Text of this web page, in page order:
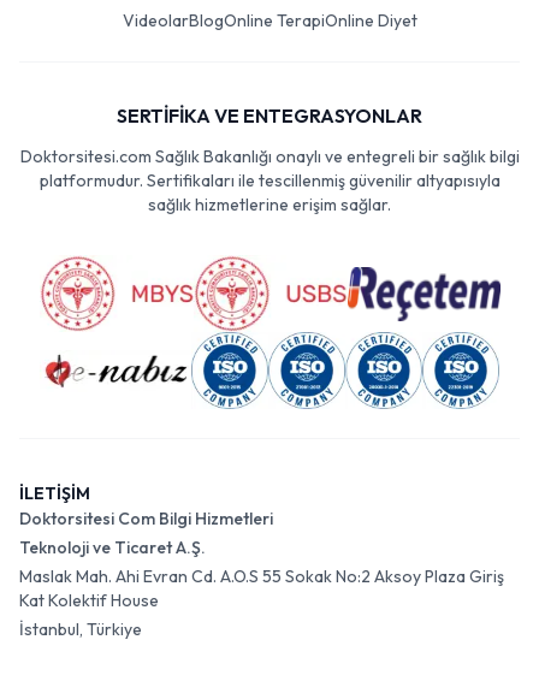
VideolarBlogOnline TerapiOnline Diyet
SERTİFİKA VE ENTEGRASYONLAR
Doktorsitesi.com Sağlık Bakanlığı onaylı ve entegreli bir sağlık bilgi
platformudur. Sertifikaları ile tescillenmiş güvenilir altyapısıyla
sağlık hizmetlerine erişim sağlar.
İLETİŞİM
Doktorsitesi Com Bilgi Hizmetleri
Teknoloji ve Ticaret A.Ş.
Maslak Mah. Ahi Evran Cd. A.O.S 55 Sokak No:2 Aksoy Plaza Giriş
Kat Kolektif House
İstanbul, Türkiye